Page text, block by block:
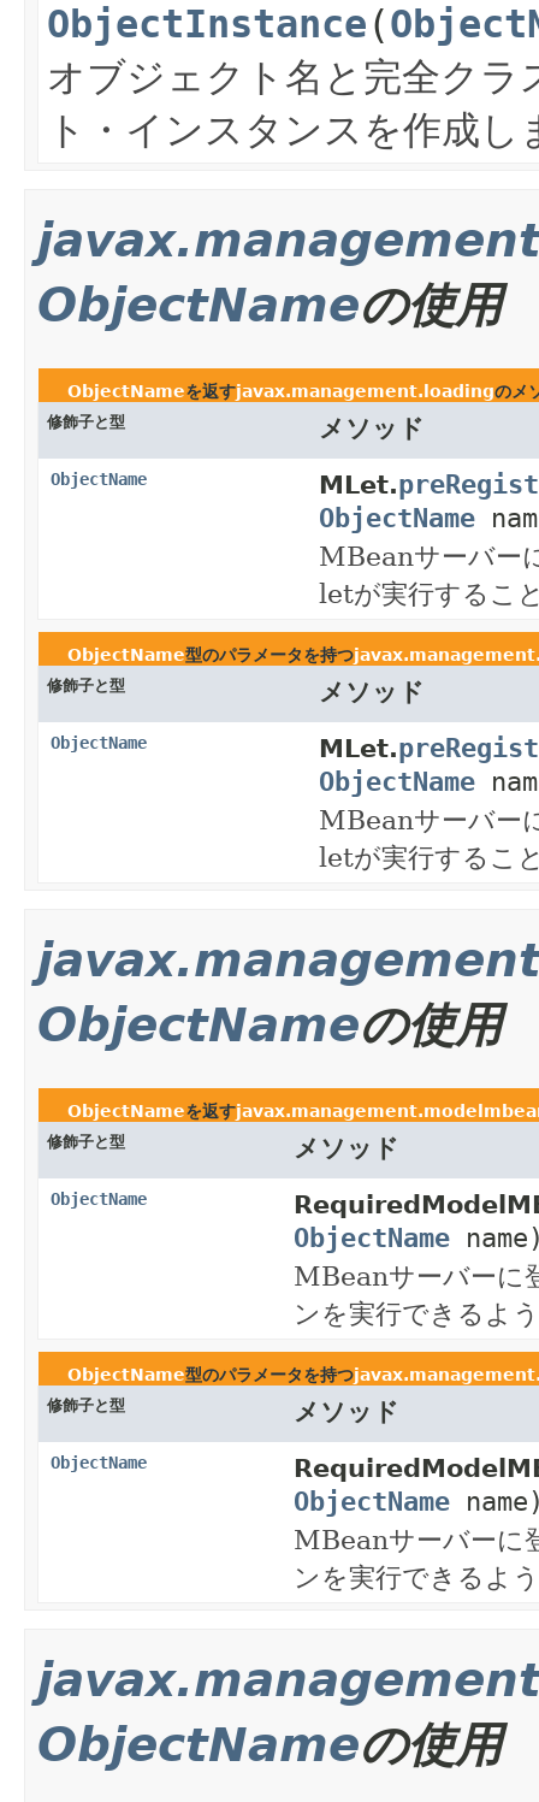
ObjectInstance(
オブジェクト名と完全ク
ト・インスタンスを作成し
ObjectNameの使用
ObjectNameを返すjavax.management.loadingのメ
修飾子と型 メソッド
ObjectName MLet.
ObjectName
MBeanサーバー
letが実行するこ
ObjectName型のパラメータを持つ
修飾子と型 メソッド
ObjectName MLet.
ObjectName
MBeanサーバー
letが実行するこ
ObjectNameの使用
ObjectNameを返す
修飾子と型 メソッド
ObjectName
ObjectName
MBeanサーバーに
ンを実行できるよ
ObjectName型のパラメータを持つ
修飾子と型 メソッド
ObjectName
ObjectName
MBeanサーバーに
ンを実行できるよ
ObjectNameの使用